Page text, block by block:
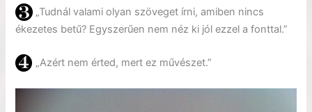
„Tudnál valami olyan szöveget írni, amiben nincs
ékezetes betű? Egyszerűen nem néz ki jól ezzel a fonttal.”
„Azért nem érted, mert ez művészet.”